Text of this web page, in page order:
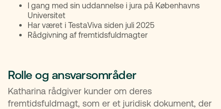
I gang med sin uddannelse i jura på Københavns
Universitet
Har været i TestaViva siden juli 2025
Rådgivning af fremtidsfuldmagter
Rolle og ansvarsområder
Katharina rådgiver kunder om deres
fremtidsfuldmagt, som er et juridisk dokument, der